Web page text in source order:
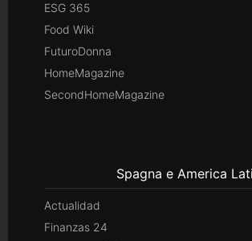
ESG 365
Food Wiki
FuturoDonna
HomeMagazine
SecondHomeMagazine
Spagna e America
Actualidad
Finanzas 24